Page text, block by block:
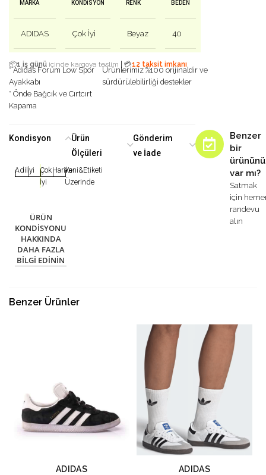
MARKA
ADIDAS
KONDISYON
Çok İyi
RENK
Beyaz
BEDEN
40
📦1 iş günü içinde kargoya teslim 💳12 taksit imkanı
* Adidas Forum Low Spor
Ayakkabı
* Önde Bağcık ve Cırtcırt
Kapama
Ürünlerimiz %100 orijinaldir ve
sürdürülebilirliği destekler
Kondisyon
|Adil|İyi |Çok
İyi
|Harika
|Yeni&Etiketi
Üzerinde
ÜRÜN
KONDISYONU
HAKKINDA
DAHA FAZLA
BILGI EDININ
Ürün
Ölçüleri
Gönderim
ve İade
Benzer
bir
var mı?
Satmak
için
randevu
alın
Benzer Ürünler
ADIDAS
ADIDAS